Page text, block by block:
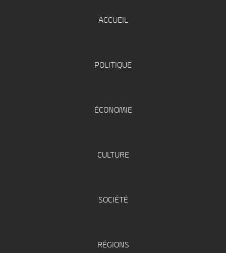
ACCUEIL
POLITIQUE
ÉCONOMIE
CULTURE
SOCIÉTÉ
RÉGIONS